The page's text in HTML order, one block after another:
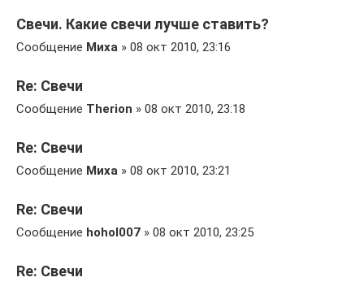
Свечи. Какие свечи лучше ставить?
Сообщение Миха » 08 окт 2010, 23:16
Re: Свечи
Сообщение Therion » 08 окт 2010, 23:18
Re: Свечи
Сообщение Миха » 08 окт 2010, 23:21
Re: Свечи
Сообщение hohol007 » 08 окт 2010, 23:25
Re: Свечи